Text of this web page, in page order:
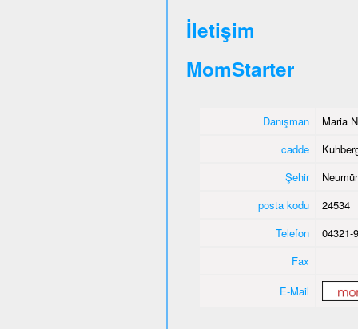
İletişim
MomStarter
Danışman
Maria
cadde
Şehir
posta kodu
24534
Telefon
04321-
Fax
E-Mail